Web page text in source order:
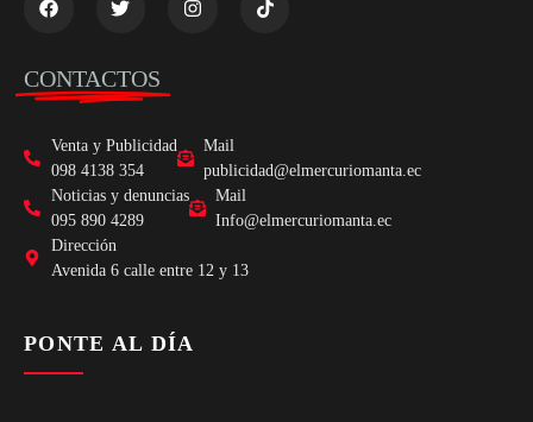
CONTACTOS
Venta y Publicidad
098 4138 354
Mail
publicidad@elmercuriomanta.ec
Noticias y denuncias
095 890 4289
Mail
Info@elmercuriomanta.ec
Dirección
Avenida 6 calle entre 12 y 13
PONTE AL DÍA